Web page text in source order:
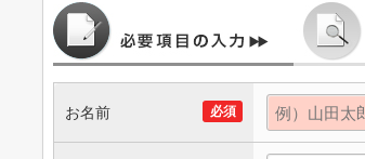
必須
お名前